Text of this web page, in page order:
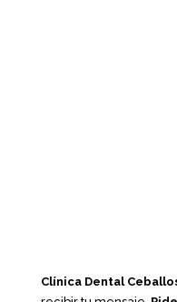
Clínica Dental